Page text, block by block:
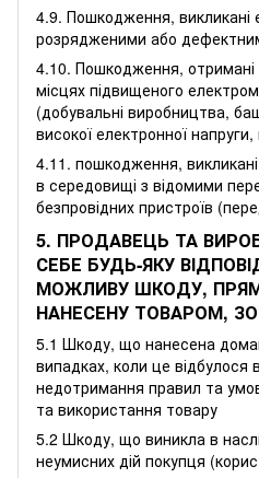
4.9. Пошкодження, викликані
розрядженими або
4.10. Пошкодження, отримані
місцях підвищеного
(добувальні виробництва,
високої електронної напруги,
4.11. пошкодження,
в середовищі з відомими
безпровідних пристроїв
5. ПРОДАВЕЦЬ ТА
СЕБЕ БУДЬ-ЯКУ
МОЖЛИВУ ШКОДУ,
НАНЕСЕНУ ТОВАРОМ,
5.1 Шкоду, що нанесена
випадках, коли це відбулося
недотримання правил та
та використання товару
5.2 Шкоду, що виникла в
неумисних дій покупця